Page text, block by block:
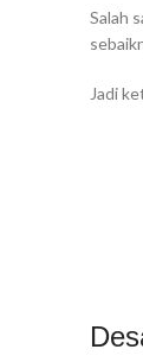
Salah
Jadi